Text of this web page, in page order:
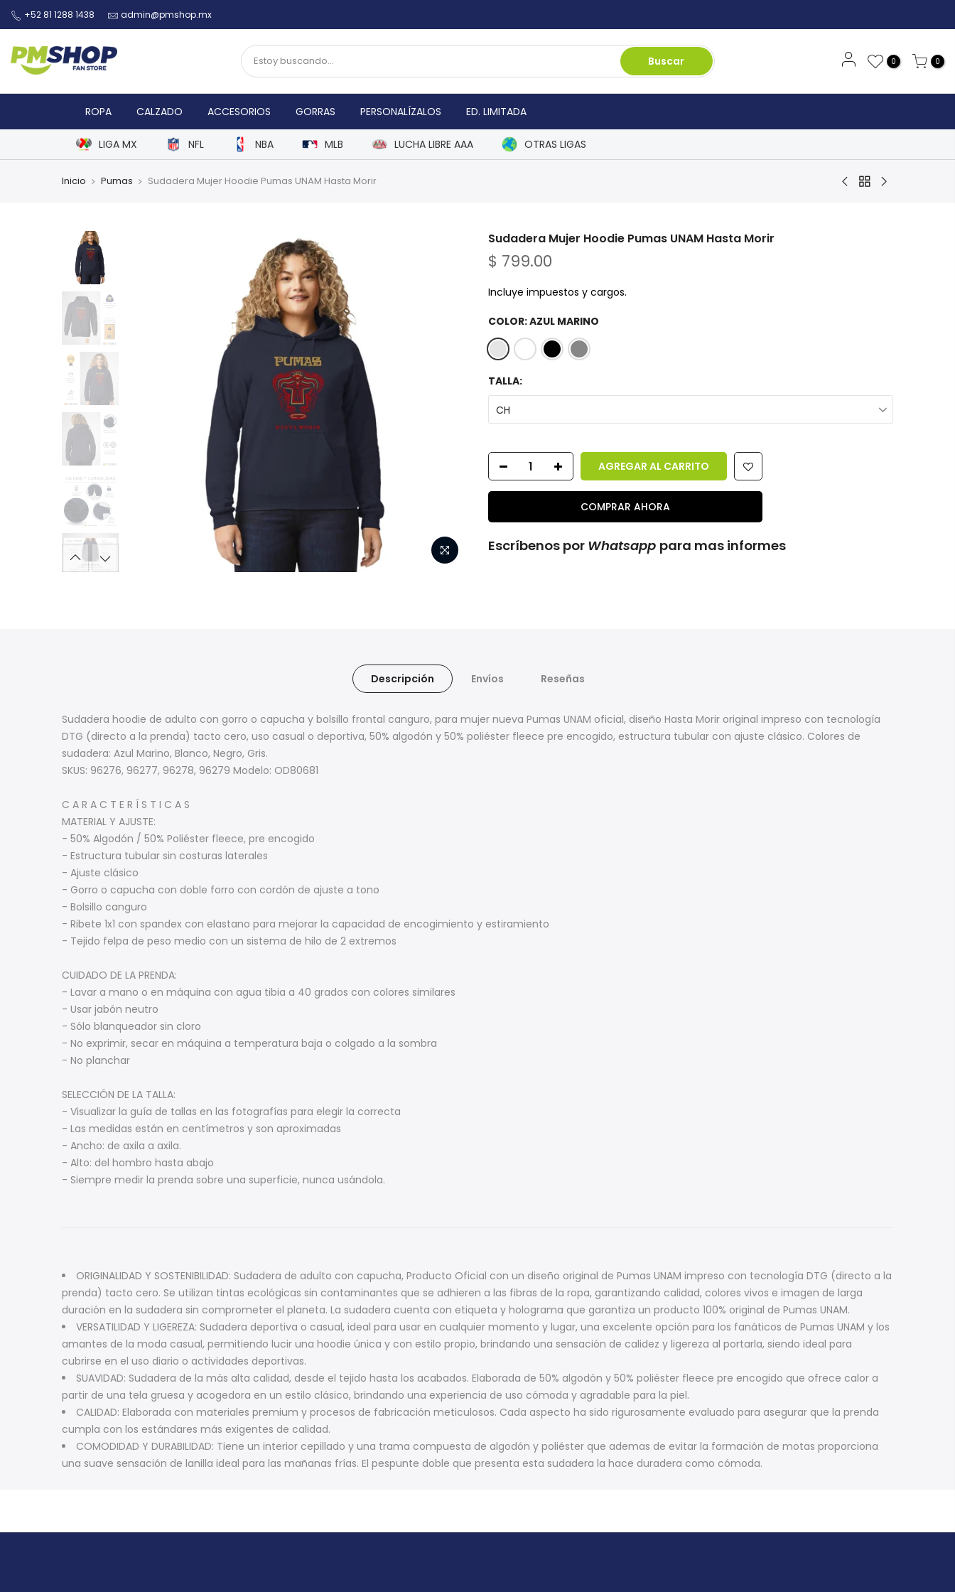
+52 81 1288 1438 admin@pmshop.mx
Buscar 0 0
ROPA CALZADO ACCESORIOS GORRAS PERSONALÍZALOS ED. LIMITADA
LIGA MX NFL NBA MLB LUCHA LIBRE AAA OTRAS LIGAS
Inicio Pumas Sudadera Mujer Hoodie Pumas UNAM Hasta Morir
Sudadera Mujer Hoodie Pumas UNAM Hasta Morir
$ 799.00
Incluye impuestos y cargos.
COLOR:AZUL MARINO
TALLA:
CH
AGREGAR AL CARRITO
COMPRAR AHORA
Escríbenos por Whatsapp para mas informes
Descripción Envíos Reseñas
Sudadera hoodie de adulto con gorro o capucha y bolsillo frontal canguro, para mujer nueva Pumas UNAM oficial, diseño Hasta Morir original impreso con tecnología
DTG (directo a la prenda) tacto cero, uso casual o deportiva, 50% algodón y 50% poliéster fleece pre encogido, estructura tubular con ajuste clásico. Colores de
sudadera: Azul Marino, Blanco, Negro, Gris.
SKUS: 96276, 96277, 96278, 96279 Modelo: OD80681
C A R A C T E R Í S T I C A S
MATERIAL Y AJUSTE:
- 50% Algodón / 50% Poliéster fleece, pre encogido
- Estructura tubular sin costuras laterales
- Ajuste clásico
- Gorro o capucha con doble forro con cordón de ajuste a tono
- Bolsillo canguro
- Ribete 1x1 con spandex con elastano para mejorar la capacidad de encogimiento y estiramiento
- Tejido felpa de peso medio con un sistema de hilo de 2 extremos
CUIDADO DE LA PRENDA:
- Lavar a mano o en máquina con agua tibia a 40 grados con colores similares
- Usar jabón neutro
- Sólo blanqueador sin cloro
- No exprimir, secar en máquina a temperatura baja o colgado a la sombra
- No planchar
SELECCIÓN DE LA TALLA:
- Visualizar la guía de tallas en las fotografías para elegir la correcta
- Las medidas están en centímetros y son aproximadas
- Ancho: de axila a axila.
- Alto: del hombro hasta abajo
- Siempre medir la prenda sobre una superficie, nunca usándola.
ORIGINALIDAD Y SOSTENIBILIDAD: Sudadera de adulto con capucha, Producto Oficial con un diseño original de Pumas UNAM impreso con tecnología DTG (directo a la
prenda) tacto cero. Se utilizan tintas ecológicas sin contaminantes que se adhieren a las fibras de la ropa, garantizando calidad, colores vivos e imagen de larga
duración en la sudadera sin comprometer el planeta. La sudadera cuenta con etiqueta y holograma que garantiza un producto 100% original de Pumas UNAM.
VERSATILIDAD Y LIGEREZA: Sudadera deportiva o casual, ideal para usar en cualquier momento y lugar, una excelente opción para los fanáticos de Pumas UNAM y los
amantes de la moda casual, permitiendo lucir una hoodie única y con estilo propio, brindando una sensación de calidez y ligereza al portarla, siendo ideal para
cubrirse en el uso diario o actividades deportivas.
SUAVIDAD: Sudadera de la más alta calidad, desde el tejido hasta los acabados. Elaborada de 50% algodón y 50% poliéster fleece pre encogido que ofrece calor a
partir de una tela gruesa y acogedora en un estilo clásico, brindando una experiencia de uso cómoda y agradable para la piel.
CALIDAD: Elaborada con materiales premium y procesos de fabricación meticulosos. Cada aspecto ha sido rigurosamente evaluado para asegurar que la prenda
cumpla con los estándares más exigentes de calidad.
COMODIDAD Y DURABILIDAD: Tiene un interior cepillado y una trama compuesta de algodón y poliéster que ademas de evitar la formación de motas proporciona
una suave sensación de lanilla ideal para las mañanas frías. El pespunte doble que presenta esta sudadera la hace duradera como cómoda.